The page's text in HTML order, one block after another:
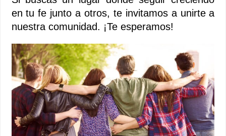
en tu fe junto a otros, te invitamos a unirte a
nuestra comunidad. ¡Te esperamos!